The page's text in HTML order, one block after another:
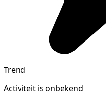
Trend
Activiteit is onbekend